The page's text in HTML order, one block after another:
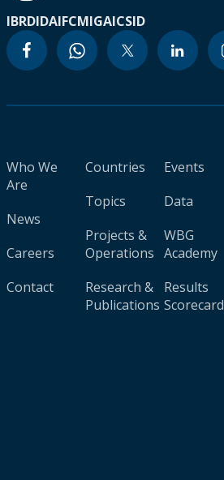
IBRDIDAIFCMIGAICSID
Who We
Are
News
Careers
Contact
Countries
Topics
Projects &
Operations
Research &
Publications
Events
Data
WBG
Academy
Results
Scorecard